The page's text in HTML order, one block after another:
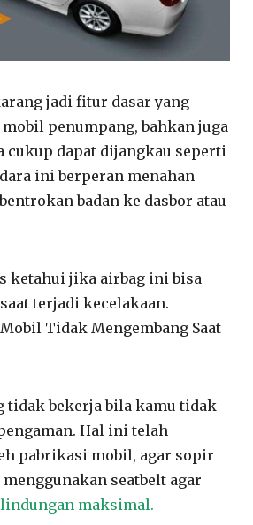
jadi fitur dasar yang
penumpang, bahkan juga
cukup dapat dijangkau seperti
ini berperan menahan
badan ke dasbor atau
ketahui jika airbag ini bisa
terjadi kecelakaan.
Tidak Mengembang Saat
tidak bekerja bila kamu tidak
Hal ini telah
pabrikasi mobil, agar sopir
seatbelt agar
maksimal.